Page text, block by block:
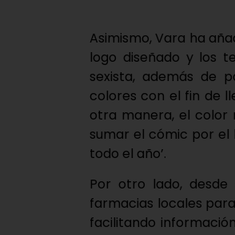
Asimismo, Vara ha
logo diseñado y los
sexista, además de
colores con el fin de
otra manera, el color
sumar el cómic por el
todo el año’.
Por otro lado,
farmacias locales
facilitando